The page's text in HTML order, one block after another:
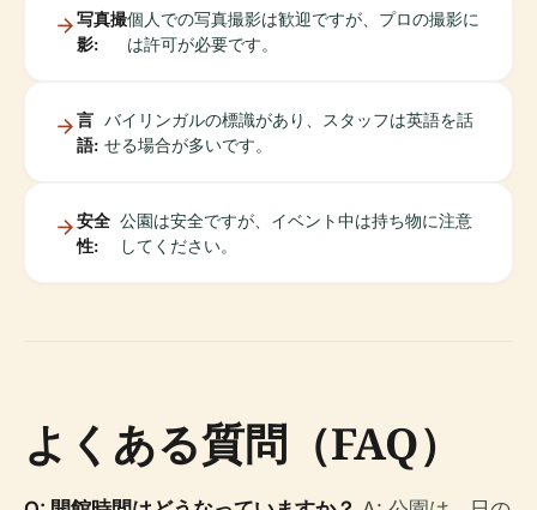
写真撮
影:
個人での写真撮影は歓迎ですが、プロの撮影に
は許可が必要です。
言
語:
バイリンガルの標識があり、スタッフは英語を話
せる場合が多いです。
安全
性:
公園は安全ですが、イベント中は持ち物に注意
してください。
よくある質問（FAQ）